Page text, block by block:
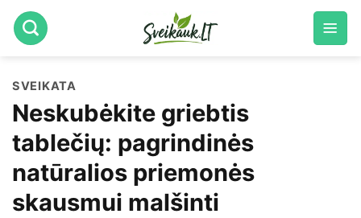
Skip
to
SVEIKATA
Neskubėkite griebtis
tablečių: pagrindinės
natūralios priemonės
skausmui malšinti